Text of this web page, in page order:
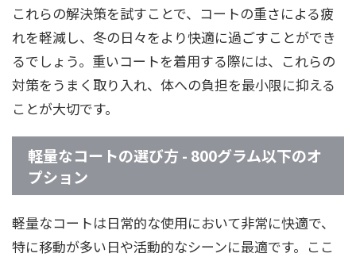
これらの解決策を試すことで、コートの重さによる疲
れを軽減し、冬の日々をより快適に過ごすことができ
るでしょう。重いコートを着用する際には、これらの
対策をうまく取り入れ、体への負担を最小限に抑える
ことが大切です。
軽量なコートの選び方 - 800グラム以下のオ
プション
軽量なコートは日常的な使用において非常に快適で、
特に移動が多い日や活動的なシーンに最適です。ここ